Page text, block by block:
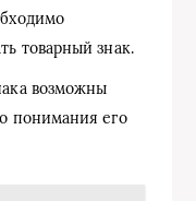
товарный знак.
возможны
понимания его